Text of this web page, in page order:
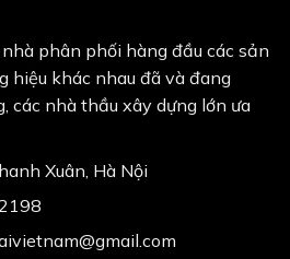
phân phối hàng đầu các sản
hiệu khác nhau đã và đang
các nhà thầu xây dựng lớn ưa
Xuân, Hà Nội